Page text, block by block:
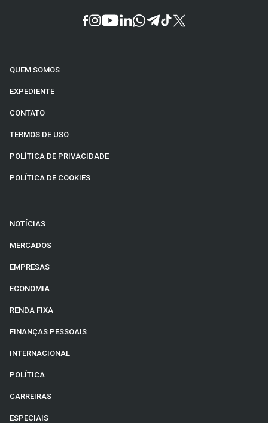
QUEM SOMOS
EXPEDIENTE
CONTATO
TERMOS DE USO
POLÍTICA DE PRIVACIDADE
POLÍTICA DE COOKIES
NOTÍCIAS
MERCADOS
EMPRESAS
ECONOMIA
RENDA FIXA
FINANÇAS PESSOAIS
INTERNACIONAL
POLÍTICA
CARREIRAS
ESPECIAIS